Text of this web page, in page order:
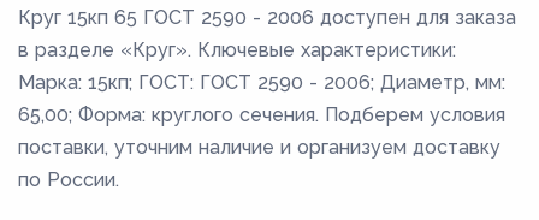
Круг 15кп 65 ГОСТ 2590 - 2006 доступен для заказа
в разделе «Круг». Ключевые характеристики:
Марка: 15кп; ГОСТ: ГОСТ 2590 - 2006; Диаметр, мм:
65,00; Форма: круглого сечения. Подберем условия
поставки, уточним наличие и организуем доставку
по России.